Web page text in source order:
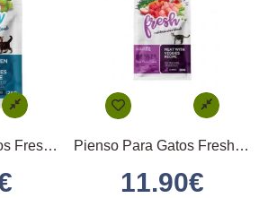
Pienso Para Gatitos Fresh Kitten 2Kg Pienso Para Gatos Fresh mediterranean blend 2kg
11.90€